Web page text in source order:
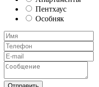
Пентхаус
Особняк